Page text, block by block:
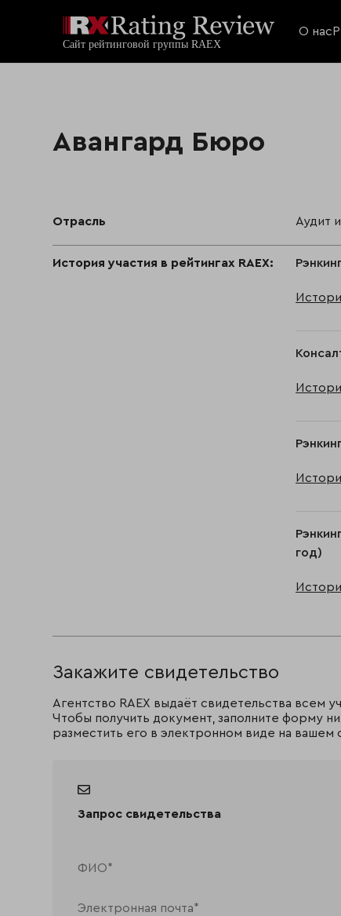
О нас
Авангард Бюро
Отрасль Аудит
История участия в рейтингах RAEX:
год)
Закажите свидетельство
Агентство RAEX выдаёт свидетельства всем
Чтобы получить документ, заполните форму
разместить его в электронном виде на вашем
Запрос свидетельства